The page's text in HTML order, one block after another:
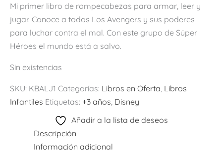
Mi primer libro de rompecabezas para armar, leer y
jugar. Conoce a todos Los Avengers y sus poderes
para luchar contra el mal. Con este grupo de Súper
Héroes el mundo está a salvo.
Sin existencias
SKU: KBALJ1 Categorías: Libros en Oferta Libros
Infantiles Etiquetas: +3 años Disney
Añadir a la lista de deseos
Descripción
Información adicional